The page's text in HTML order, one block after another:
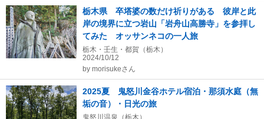
栃木県 卒塔婆の数だけ祈りがある 彼岸と此
岸の境界に立つ岩山「岩舟山高勝寺」を参拝し
てみた オッサンネコの一人旅
栃木・壬生・都賀（栃木）
2024/10/12
by morisukeさん
2025夏 鬼怒川金谷ホテル宿泊・那須水庭（無
垢の音）・日光の旅